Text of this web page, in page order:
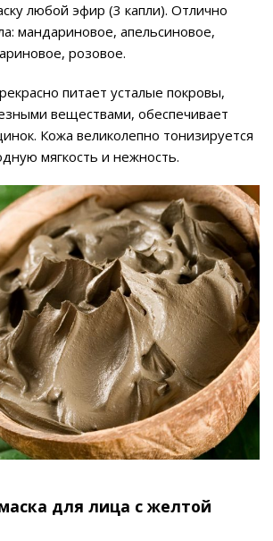
любой эфир (3 капли). Отлично
мандариновое, апельсиновое,
розовое.
питает усталые покровы,
веществами, обеспечивает
Кожа великолепно тонизируется
мягкость и нежность.
для лица с желтой